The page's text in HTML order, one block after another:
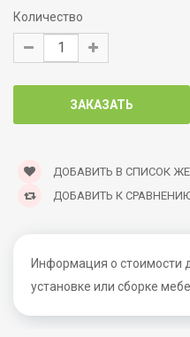
Количество
ДОБАВИТЬ В СПИСОК
ДОБАВИТЬ К
Информация о стоимости
установке или сборке